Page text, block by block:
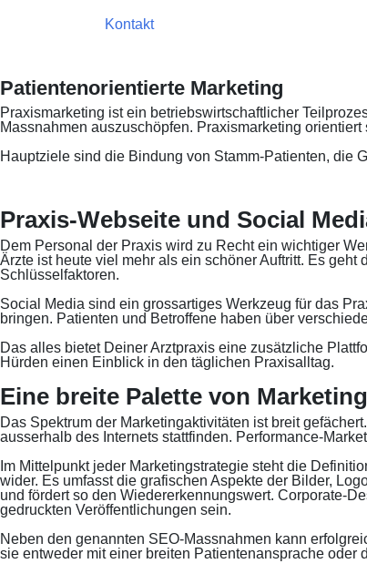
Kontakt
Patientenorientierte Marketing
Praxismarketing ist ein betriebswirtschaftlicher
Massnahmen auszuschöpfen. Praxismarketing
Hauptziele sind die Bindung von Stamm-Patienten, die
Praxis-Webseite und Social
Dem Personal der Praxis wird zu Recht ein wichtiger
Ärzte ist heute viel mehr als ein schöner Auftritt. Es
Schlüsselfaktoren.
Social Media sind ein grossartiges Werkzeug für das
bringen. Patienten und Betroffene haben über
Das alles bietet Deiner Arztpraxis eine zusätzliche
Hürden einen Einblick in den täglichen Praxisalltag.
Eine breite Palette von
Das Spektrum der Marketingaktivitäten ist breit
ausserhalb des Internets stattfinden. Performance-
Im Mittelpunkt jeder Marketingstrategie steht die
wider. Es umfasst die grafischen Aspekte der Bilder,
und fördert so den Wiedererkennungswert. Corporate-
gedruckten Veröffentlichungen sein.
Neben den genannten SEO-Massnahmen kann
sie entweder mit einer breiten Patientenansprache oder